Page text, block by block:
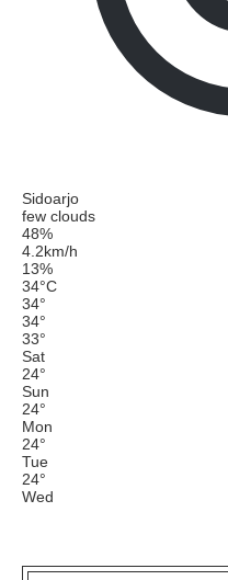
Sidoarjo
few clouds
48%
4.2km/h
13%
34°C
34°
34°
33°
Sat
24°
Sun
24°
Mon
24°
Tue
24°
Wed